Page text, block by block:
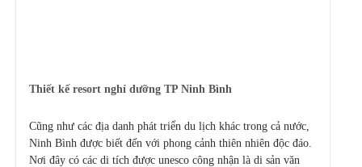
Thiết kế resort nghỉ dưỡng TP Ninh Bình
Cũng như các địa danh phát triển du lịch khác trong cả nước,
Ninh Bình được biết đến với phong cảnh thiên nhiên độc đáo.
Nơi đây có các di tích được unesco công nhận là di sản văn